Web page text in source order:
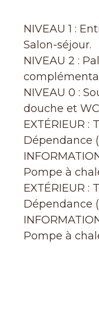
NIVEAU 1 :
Salon-séjour.
NIVEAU 2 :
NIVEAU 0 :
douche et
EXTÉRIEUR
Dépendance
Pompe à
EXTÉRIEUR
Dépendance
Pompe à